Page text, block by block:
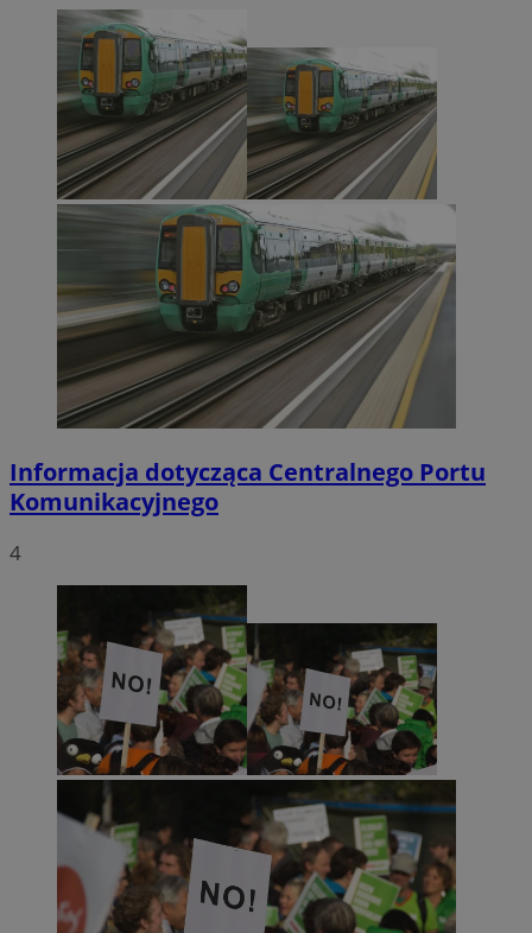
Informacja dotycząca Centralnego Portu
Komunikacyjnego
4